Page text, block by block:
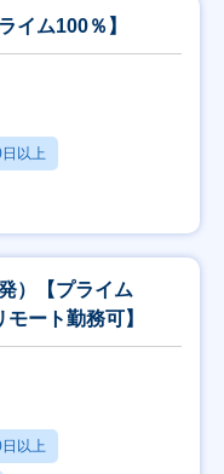
イム100％】
以上
）【プライム
ート勤務可】
以上